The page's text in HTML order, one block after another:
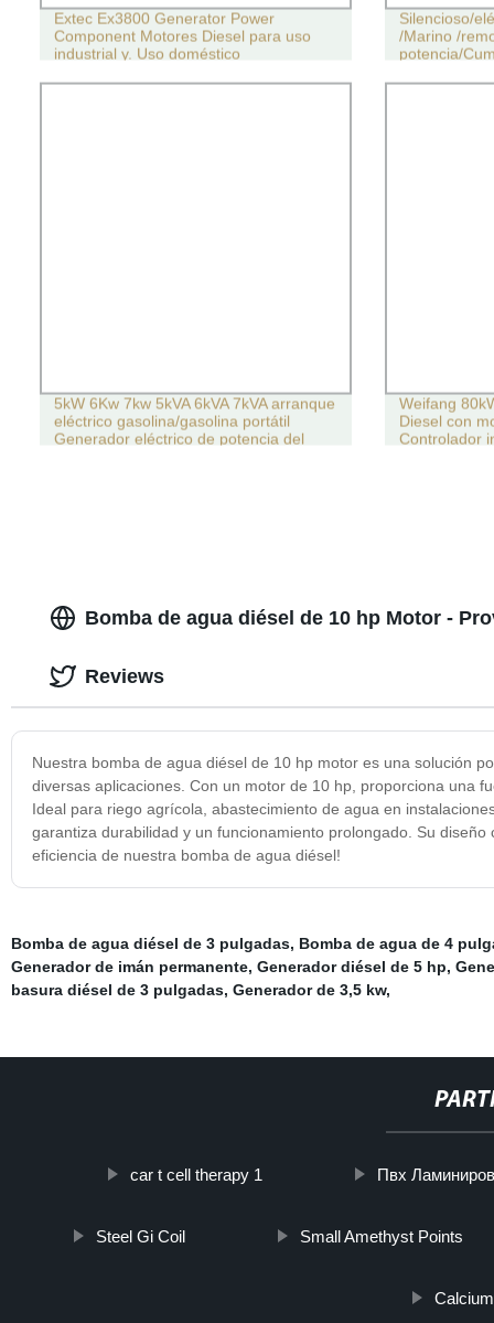
Extec Ex3800 Generator Power
Component Motores Diesel para uso
industrial y. Uso doméstico
Silencioso/
/Marino /
potencia/
Precio con
5kW 6Kw 7kw 5kVA 6kVA 7kVA arranque
eléctrico gasolina/gasolina portátil
Generador eléctrico de potencia del
Weifang
Diesel con
Controlador
Bomba de agua diésel de 10 hp Motor -
Nuestra bomba de agua diésel de 10 hp motor es una solución
diversas aplicaciones. Con un motor de 10 hp, proporciona una
Ideal para riego agrícola, abastecimiento de agua en
garantiza durabilidad y un funcionamiento prolongado. Su
eficiencia de nuestra bomba de agua diésel!
Reviews
Bomba de agua diésel de 3 pulgadas, Bomba de agua de 4
Generador de imán permanente, Generador diésel de 5 hp,
basura diésel de 3 pulgadas, Generador de 3,5 kw,
car t cell therapy 1 Пвх
Steel Gi Coil Small Amethyst Points